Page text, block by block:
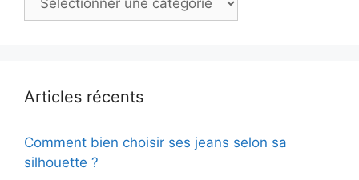
Articles récents
Comment bien choisir ses jeans selon sa
silhouette ?